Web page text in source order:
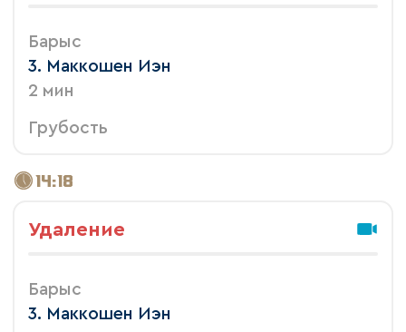
Барыс
3. Маккошен Иэн
2 мин
Грубость
14:18
Удаление
Барыс
3. Маккошен Иэн